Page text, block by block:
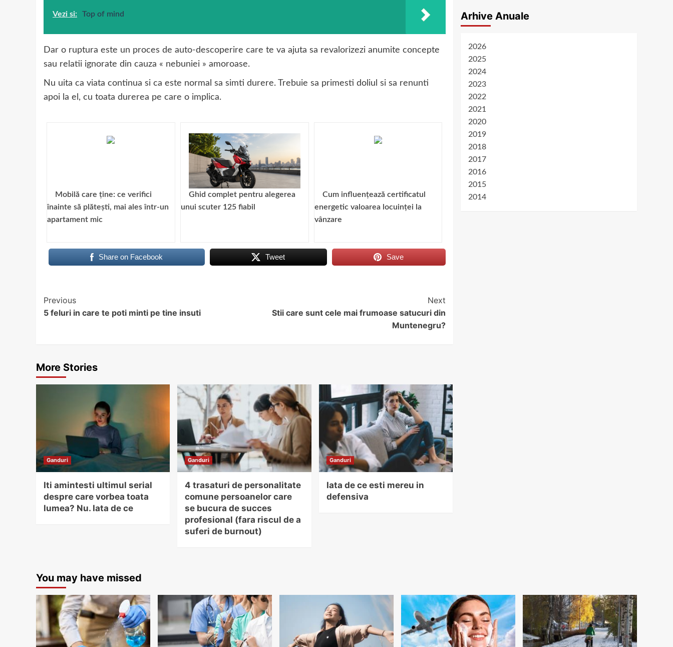
Vezi si: Top of mind
Dar o ruptura este un proces de auto-descoperire care te va ajuta sa revalorizezi anumite concepte
sau relatii ignorate din cauza « nebuniei » amoroase.
Nu uita ca viata continua si ca este normal sa simti durere. Trebuie sa primesti doliul si sa renunti
apoi la el, cu toata durerea pe care o implica.
Mobilă care ține: ce verifici
înainte să plătești, mai ales într-un
apartament mic
Ghid complet pentru alegerea
unui scuter 125 fiabil
Cum influențează certificatul
energetic valoarea locuinței la
vânzare
Share on Facebook Tweet Save
Continue
Reading
Previous
5 feluri in care te poti minti pe tine insuti
Next
Stii care sunt cele mai frumoase satucuri din
Muntenegru?
More Stories
Ganduri
Iti amintesti ultimul serial
despre care vorbea toata
lumea? Nu. Iata de ce
Ganduri
4 trasaturi de personalitate
comune persoanelor care
se bucura de succes
profesional (fara riscul de a
suferi de burnout)
Ganduri
Iata de ce esti mereu in
defensiva
Arhive Anuale
2026
2025
2024
2023
2022
2021
2020
2019
2018
2017
2016
2015
2014
You may have missed